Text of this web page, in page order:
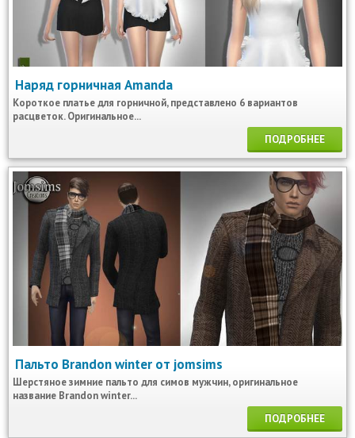
Наряд горничная Amanda
Короткое платье для горничной, представлено 6 вариантов
расцветок. Оригинальное...
ПОДРОБНЕЕ
Пальто Brandon winter от jomsims
Шерстяное зимние пальто для симов мужчин, оригинальное
название Brandon winter...
ПОДРОБНЕЕ